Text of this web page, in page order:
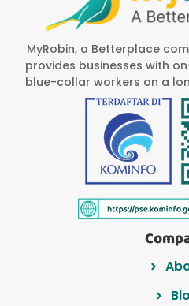
MyRobin, a Betterplace
provides businesses with
blue-collar workers on a